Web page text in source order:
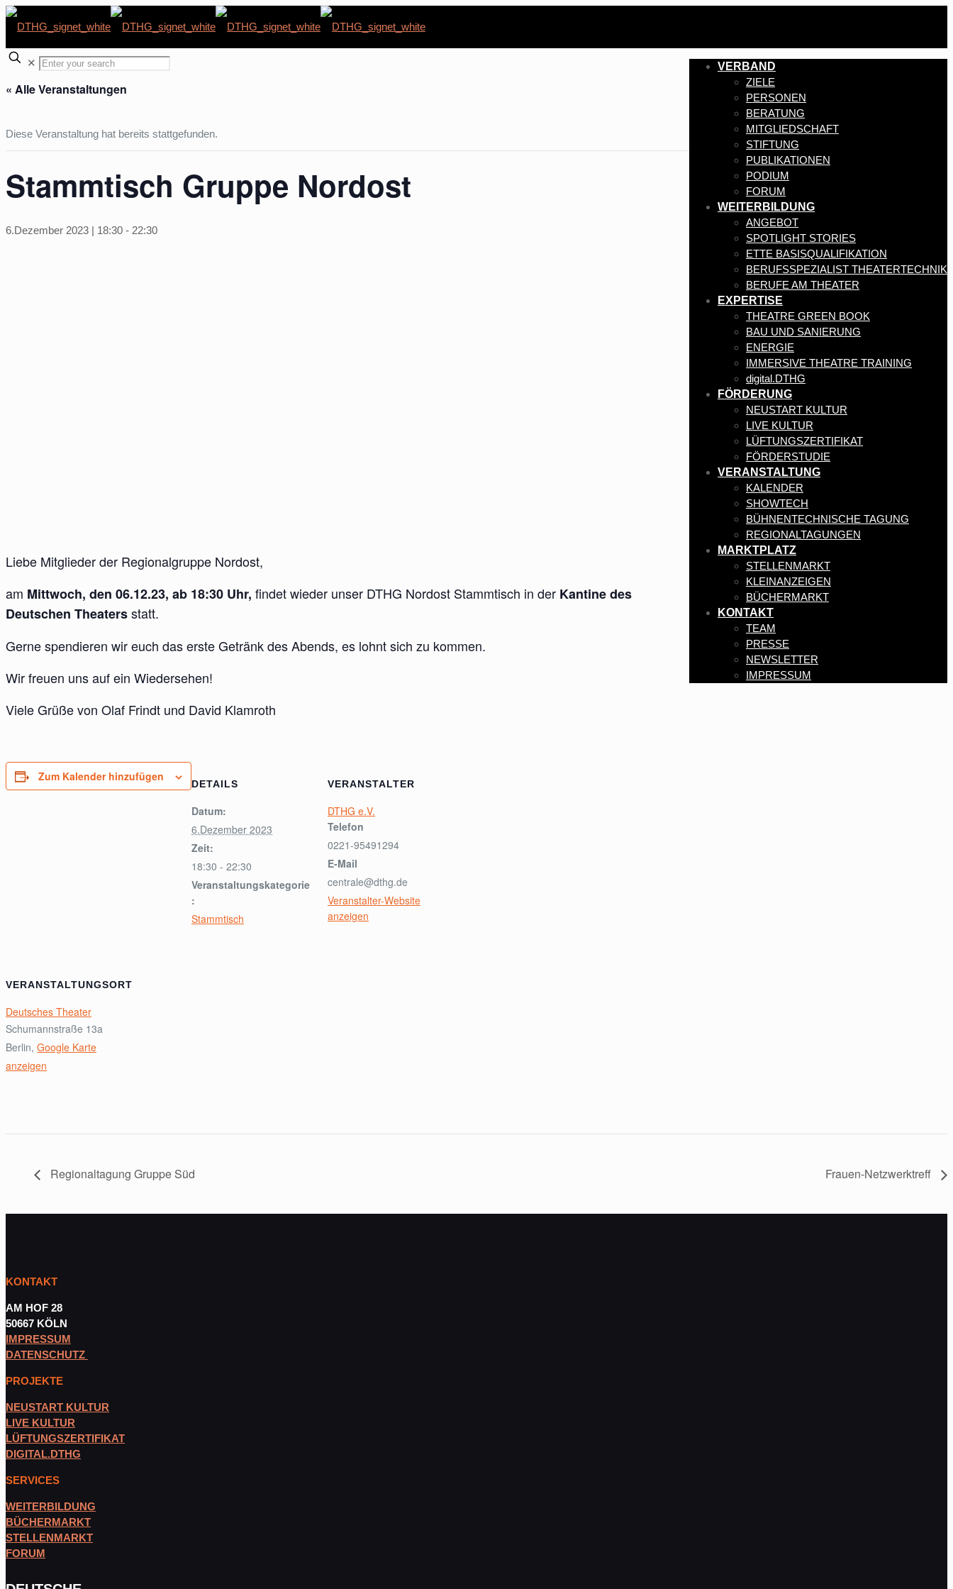
VERBAND
ZIELE
PERSONEN
BERATUNG
MITGLIEDSCHAFT
STIFTUNG
PUBLIKATIONEN
PODIUM
FORUM
WEITERBILDUNG
ANGEBOT
SPOTLIGHT STORIES
ETTE BASISQUALIFIKATION
BERUFSSPEZIALIST THEATERTECHNIK
BERUFE AM THEATER
EXPERTISE
THEATRE GREEN BOOK
BAU UND SANIERUNG
ENERGIE
IMMERSIVE THEATRE TRAINING
digital.DTHG
FÖRDERUNG
NEUSTART KULTUR
LIVE KULTUR
LÜFTUNGSZERTIFIKAT
FÖRDERSTUDIE
VERANSTALTUNG
KALENDER
SHOWTECH
BÜHNENTECHNISCHE TAGUNG
REGIONALTAGUNGEN
MARKTPLATZ
STELLENMARKT
KLEINANZEIGEN
BÜCHERMARKT
KONTAKT
TEAM
PRESSE
NEWSLETTER
IMPRESSUM
✕
« Alle Veranstaltungen
Diese Veranstaltung hat bereits stattgefunden.
Stammtisch Gruppe Nordost
6.Dezember 2023 | 18:30 - 22:30
Liebe Mitglieder der Regionalgruppe Nordost,
am Mittwoch, den 06.12.23, ab 18:30 Uhr, findet wieder unser DTHG Nordost Stammtisch in der Kantine des
Deutschen Theatersstatt.
Gerne spendieren wir euch das erste Getränk des Abends, es lohnt sich zu kommen.
Wir freuen uns auf ein Wiedersehen!
Viele Grüße von Olaf Frindt und David Klamroth
Zum Kalender hinzufügen
DETAILS
Datum:
6.Dezember 2023
Zeit:
18:30 - 22:30
Veranstaltungskategorie
:
Stammtisch
VERANSTALTER
DTHG e.V.
Telefon
0221-95491294
E-Mail
centrale@dthg.de
Veranstalter-Website
anzeigen
VERANSTALTUNGSORT
Deutsches Theater
Schumannstraße 13a
Berlin, Google Karte
anzeigen
Regionaltagung Gruppe Süd Frauen-Netzwerktreff
KONTAKT
AM HOF 28
50667 KÖLN
IMPRESSUM
DATENSCHUTZ
PROJEKTE
NEUSTART KULTUR
LIVE KULTUR
LÜFTUNGSZERTIFIKAT
DIGITAL.DTHG
SERVICES
WEITERBILDUNG
BÜCHERMARKT
STELLENMARKT
FORUM